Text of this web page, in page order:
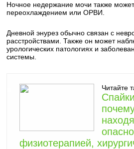
Ночное недержание мочи также
переохлаждением или ОРВИ.
Дневной энурез обычно связан с
расстройствами. Также он может
урологических патологиях и
системы.
Читайте
физиотерапией,